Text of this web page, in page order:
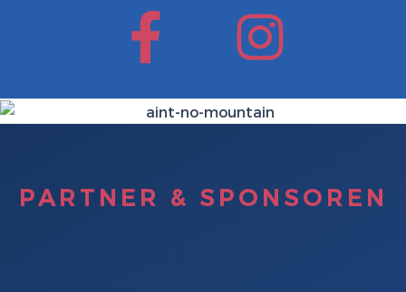
a
c
b
n
s
a
PARTNER & SPONSOREN